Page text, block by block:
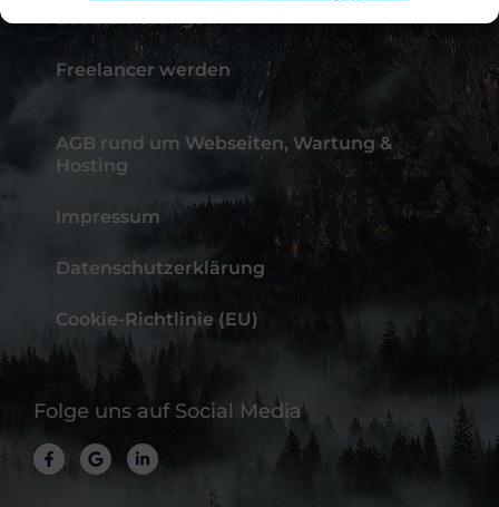
Zusatzleistungen
Freelancer werden
AGB rund um Webseiten, Wartung &
Hosting
Impressum
Datenschutzerklärung
Cookie-Richtlinie (EU)
Folge uns auf Social Media